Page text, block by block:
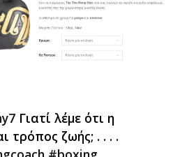
Γιατί λέμε ότι η
τρόπος ζωής; . . . .